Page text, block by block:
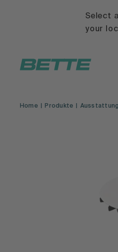
Select
your
Home Produkte